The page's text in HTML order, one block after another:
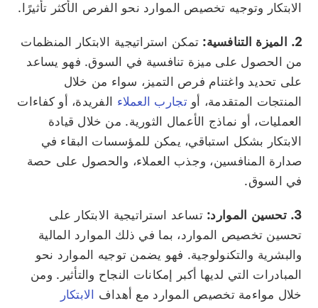
الابتكار وتوجيه تخصيص الموارد نحو الفرص الأكثر تأثيرًا.
2. الميزة التنافسية:
تمكن استراتيجية الابتكار المنظمات
من الحصول على ميزة تنافسية في السوق. فهو يساعد
على تحديد واغتنام فرص التميز، سواء من خلال
المنتجات المتقدمة، أوتجارب العملاء الفريدة، أو كفاءات
العمليات، أو نماذج الأعمال الثورية. من خلال قيادة
الابتكار بشكل استباقي، يمكن للمؤسسات البقاء في
صدارة المنافسين، وجذب العملاء، والحصول على حصة
في السوق.
3. تحسين الموارد:
تساعد استراتيجية الابتكار على
تحسين تخصيص الموارد، بما في ذلك الموارد المالية
والبشرية والتكنولوجية. فهو يضمن توجيه الموارد نحو
المبادرات التي لديها أكبر إمكانات النجاح والتأثير. ومن
خلال مواءمة تخصيص الموارد مع أهداف
الابتكار